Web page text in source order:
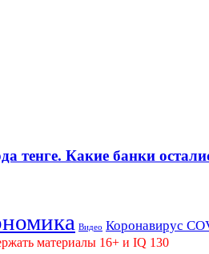
тенге. Какие банки
Видео Коронавирус
материалы 16+ и IQ 130